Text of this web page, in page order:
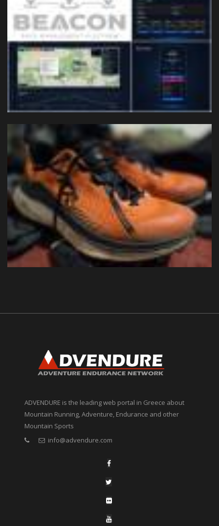
ADVENDURE is the leading web portal in Greece about
Mountain Running, Adventure, Endurance and other
Mountain Sports
info@advendure.com